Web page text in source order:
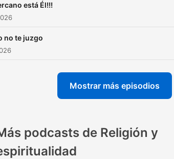
está Él!!!
no te juzgo
Mostrar más episodios
podcasts de Religión y